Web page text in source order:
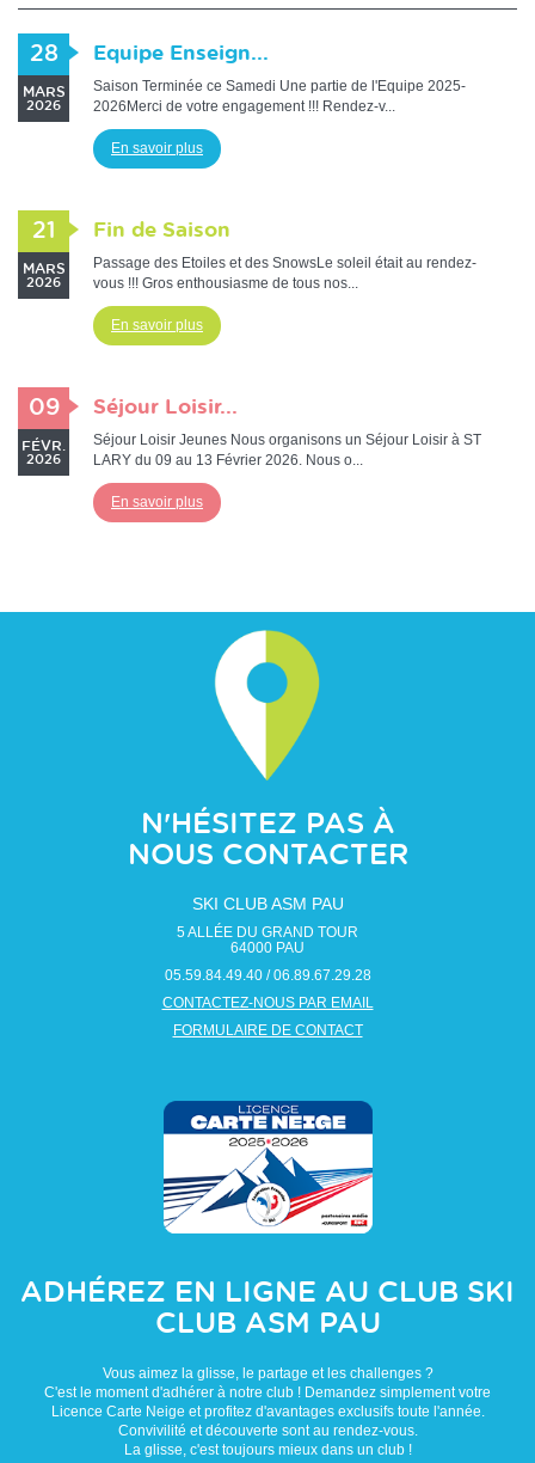
28
MARS
2026
Equipe Enseign...
Saison Terminée ce Samedi Une partie de l'Equipe 2025-
2026Merci de votre engagement !!! Rendez-v...
En savoir plus
21
MARS
2026
Fin de Saison
Passage des Etoiles et des SnowsLe soleil était au rendez-
vous !!! Gros enthousiasme de tous nos...
En savoir plus
09
FÉVR.
2026
Séjour Loisir...
Séjour Loisir Jeunes Nous organisons un Séjour Loisir à ST
LARY du 09 au 13 Février 2026. Nous o...
En savoir plus
N'HÉSITEZ PAS À
NOUS CONTACTER
SKI CLUB ASM PAU
5 ALLÉE DU GRAND TOUR
64000 PAU
05.59.84.49.40 / 06.89.67.29.28
CONTACTEZ-NOUS PAR EMAIL
FORMULAIRE DE CONTACT
ADHÉREZ EN LIGNE AU CLUB SKI
CLUB ASM PAU
Vous aimez la glisse, le partage et les challenges ?
C'est le moment d'adhérer à notre club ! Demandez simplement votre
Licence Carte Neige et profitez d'avantages exclusifs toute l'année.
Convivilité et découverte sont au rendez-vous.
La glisse, c'est toujours mieux dans un club !